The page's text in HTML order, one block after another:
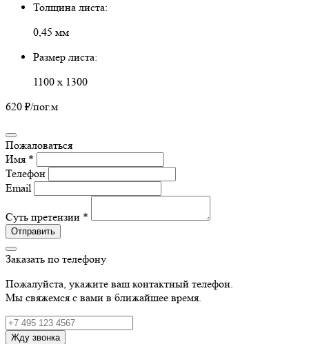
Толщина листа:
0,45 мм
Размер листа:
1100 х 1300
620 ₽/пог.м
Пожаловаться
Имя *
Телефон
Email
Суть претензии *
Отправить
Заказать по телефону
Пожалуйста, укажите ваш контактный телефон.
Мы свяжемся с вами в ближайшее время.
Жду звонка